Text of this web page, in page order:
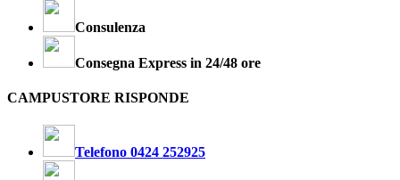
Consulenza
Consegna Express in 24/48 ore
CAMPUSTORE RISPONDE
Telefono 0424 252925